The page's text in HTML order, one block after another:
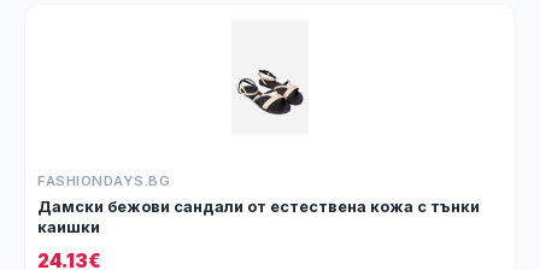
FASHIONDAYS.BG
Дамски бежови сандали от естествена кожа с тънки
каишки
24.13€